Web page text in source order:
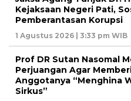
Kejaksaan Negeri Pati,
Pemberantasan Korupsi
1 Agustus 2026 | 3:33 pm WIB
Prof DR Sutan Nasomal
Perjuangan Agar
Anggotanya “Menghina
Sirkus”